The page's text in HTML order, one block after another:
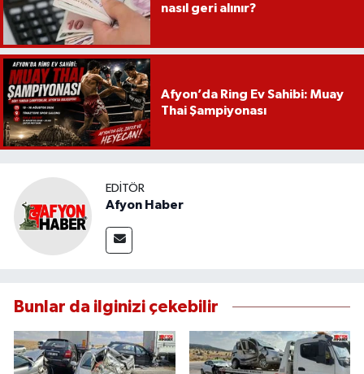
nasıl geri alınır?
Afyon’da Ring Ev Sahibi: Muay
Thai Şampiyonası
EDITÖR
Afyon Haber
Bunlar da ilginizi çekebilir